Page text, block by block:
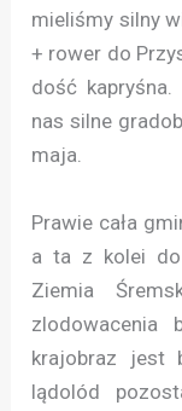
mieliśmy silny
+ rower do
dość
nas silne
maja.
Prawie cała
a ta z kolei do
Ziemia
zlodowacenia
krajobraz jest
lądolód